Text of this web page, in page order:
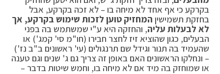
בקרקע כי אף אחד לא מיחה בו – לא זכה בקרקע, אבל
בחזקת תשמישין המחזיק טוען לזכות שימוש בקרקע, אך
לא לבעלות עליה, והחזקה היא ע"י שמשתמש בה בפני
הבעלים, כגון שהוציא זיז לחצר חבירו (חו"מ סי' קמג') או
שהעמיד בה תנור וגידל שם תרנגולים (עי' ראשונים ב"ב נז')
– ונחלקו הראשונים האם באופן זה צריך גם ג' שנים וגם טענה
או שמוחזק בה מיד אם לא מיחה בו, וחמש שיטות בדבר –